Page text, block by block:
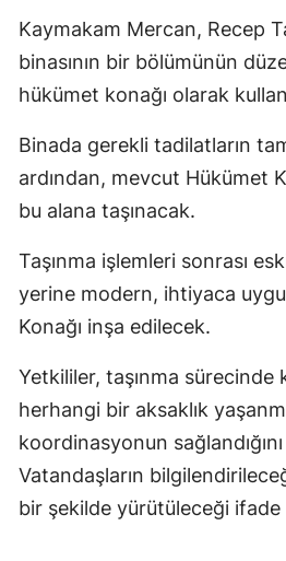
Kaymakam Mercan, Recep
binasının bir bölümünün
hükümet konağı olarak
Binada gerekli tadilatların
ardından, mevcut Hükümet
bu alana taşınacak.
Taşınma işlemleri sonrası
yerine modern, ihtiyaca
Konağı inşa edilecek.
Yetkililer, taşınma
herhangi bir aksaklık
koordinasyonun
Vatandaşların
bir şekilde yürütüleceği ifade